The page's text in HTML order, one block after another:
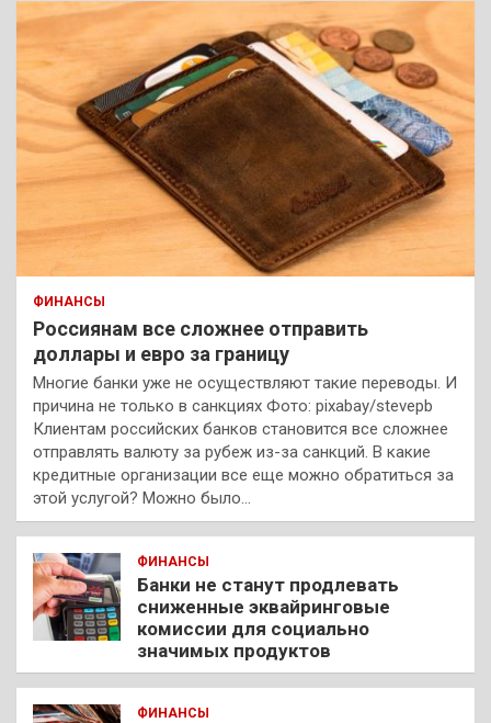
ФИНАНСЫ
Россиянам все сложнее отправить
доллары и евро за границу
Многие банки уже не осуществляют такие переводы. И
причина не только в санкциях Фото: pixabay/stevepb
Клиентам российских банков становится все сложнее
отправлять валюту за рубеж из-за санкций. В какие
кредитные организации все еще можно обратиться за
этой услугой? Можно было…
ФИНАНСЫ
Банки не станут продлевать
сниженные эквайринговые
комиссии для социально
значимых продуктов
ФИНАНСЫ